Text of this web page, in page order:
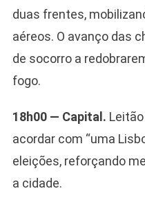
duas frentes,
aéreos. O avanço das
de socorro a
fogo.
18h00 — Capital.
acordar com “uma
eleições, reforçando
a cidade.